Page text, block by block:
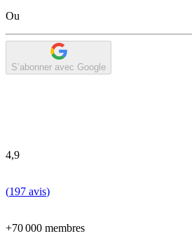
Ou
S’abonner avec Google
4,9
(197 avis)
+70 000 membres